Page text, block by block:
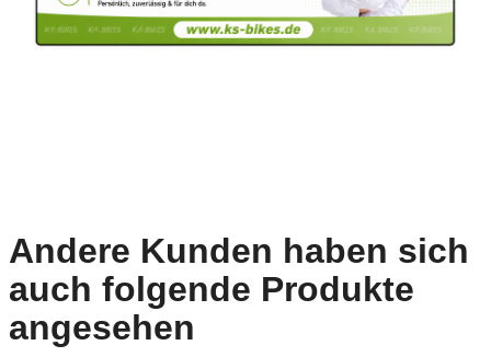
Andere Kunden haben sich
auch folgende Produkte
angesehen